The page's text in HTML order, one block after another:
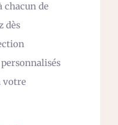
chacun de
dès
votre